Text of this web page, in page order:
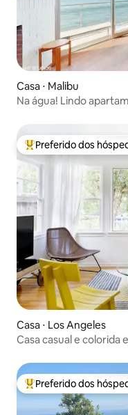
Casa ⋅ Malibu
Na água! Lindo
Entre os melhores
Preferido dos
Casa ⋅ Los Angeles
Casa casual e colorida
Entre os melhores
Preferido dos